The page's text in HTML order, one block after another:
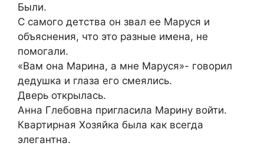
Были.
С самого детства он звал ее Маруся и
объяснения, что это разные имена, не
помогали.
«Вам она Марина, а мне Маруся»- говорил
дедушка и глаза его смеялись.
Дверь открылась.
Анна Глебовна пригласила Марину войти.
Квартирная Хозяйка была как всегда
элегантна.